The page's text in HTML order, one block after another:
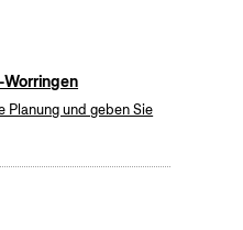
Worringen
Planung und geben Sie